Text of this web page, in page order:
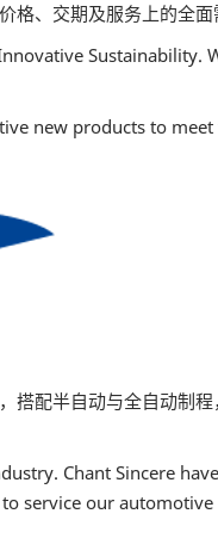
、交期及服务上的全面
Sustainability.
new products to
搭配半自动与全自动制
Chant Sincere
service our automotive